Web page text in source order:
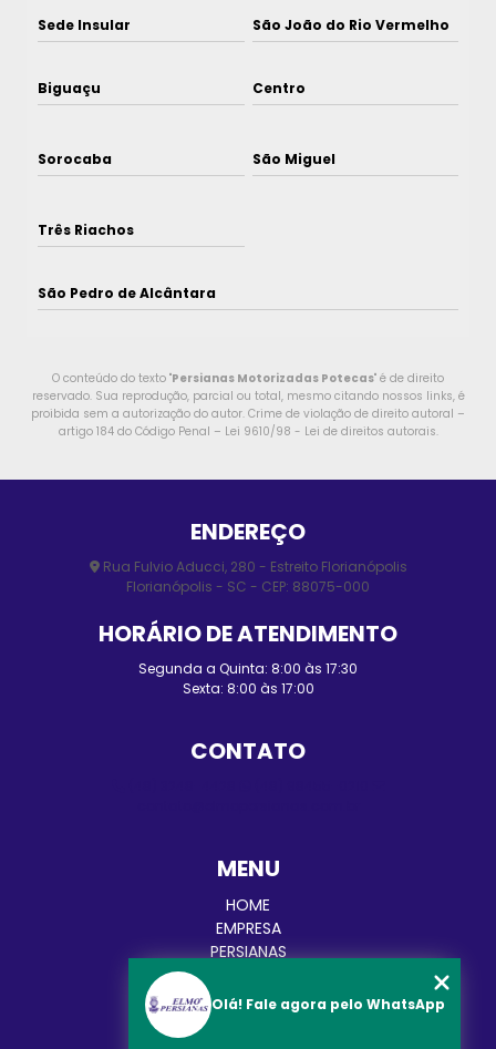
Sede Insular São João do Rio Vermelho
Biguaçu Centro
Sorocaba São Miguel
Três Riachos
São Pedro de Alcântara
O conteúdo do texto "Persianas Motorizadas Potecas" é de direito
reservado. Sua reprodução, parcial ou total, mesmo citando nossos links, é
proibida sem a autorização do autor. Crime de violação de direito autoral –
artigo 184 do Código Penal – Lei 9610/98 - Lei de direitos autorais.
ENDEREÇO
Rua Fulvio Aducci, 280 - Estreito Florianópolis
Florianópolis - SC - CEP: 88075-000
HORÁRIO DE ATENDIMENTO
Segunda a Quinta: 8:00 às 17:30
Sexta: 8:00 às 17:00
CONTATO
MENU
HOME
EMPRESA
PERSIANAS
TOLDOS
Olá! Fale agora pelo WhatsApp